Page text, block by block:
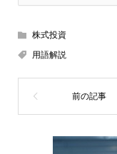
株式投資
用語解説